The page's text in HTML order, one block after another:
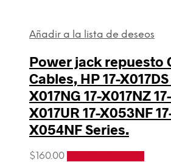
Añadir a la lista de deseos
Power jack repuesto
Cables, HP 17-
X017NG 17-X017NZ
X017UR 17-X053NF
X054NF Series.
$160.00